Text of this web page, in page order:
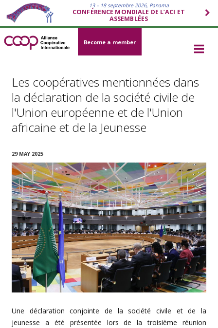
13 – 18 septembre 2026, Panama
CONFÉRENCE MONDIALE DE L’ACI ET
ASSEMBLÉES
Become a member
Les coopératives mentionnées dans
la déclaration de la société civile de
l'Union européenne et de l'Union
africaine et de la Jeunesse
29 MAY 2025
Une déclaration conjointe de la société civile et de la
jeunesse a été présentée lors de la troisième réunion